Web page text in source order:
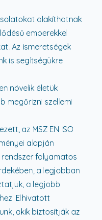
alakíthatnak
emberekkel
Az ismeretségek
is segítségükre
növelik életük
megőrizni szellemi
az MSZ EN ISO
alapján
folyamatos
a legjobban
a legjobb
Elhivatott
akik biztosítják az